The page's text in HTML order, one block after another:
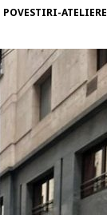
POVESTIRI-ATELIERE